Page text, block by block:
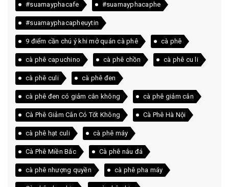
#suamayphacafe #suamayphacaphe
#suamayphacapheuytin
9 điểm cần chú ý khi mở quán cà phê cà phê
cà phê capuchino cà phê chồn cà phê cu li
cà phê culi cà phê đen
cà phê đen có giảm cân không cà phê giảm cân
Cà Phê Giảm Cân Có Tốt Không Cà Phê Hà Nội
cà phê hạt culi cà phê máy
Cà Phê Miền Bắc Cà phê nâu đá
cà phê nhượng quyền cà phê pha máy